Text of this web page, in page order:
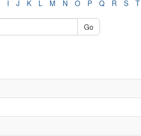
I J K L M N O P Q R S T
Go